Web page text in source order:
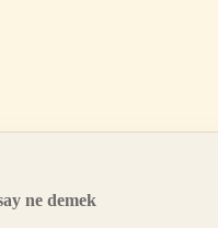
ne demek